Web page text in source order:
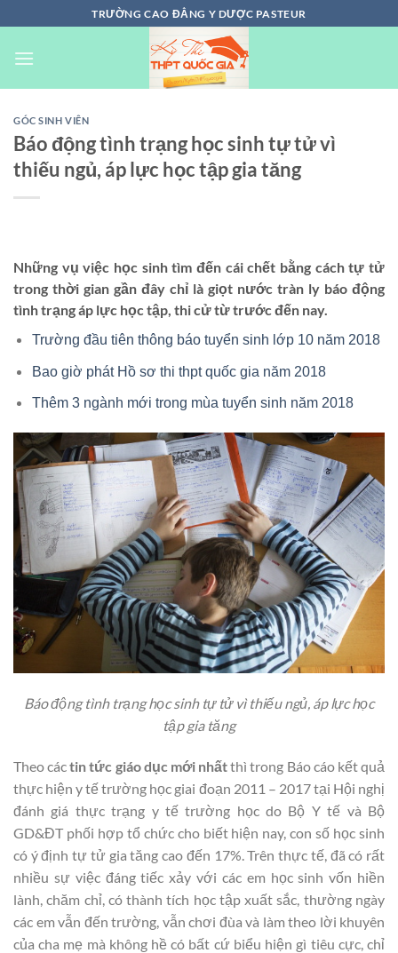
đến
nội
TRƯỜNG CAO ĐẲNG Y DƯỢC PASTEUR
GÓC SINH VIÊN
Báo động tình trạng học sinh tự tử vì
thiếu ngủ, áp lực học tập gia tăng
Những vụ việc học sinh tìm đến cái chết bằng cách tự tử
trong thời gian gần đây chỉ là giọt nước tràn ly báo động
tình trạng áp lực học tập, thi cử từ trước đến nay.
Trường đầu tiên thông báo tuyển sinh lớp 10 năm 2018
Bao giờ phát Hồ sơ thi thpt quốc gia năm 2018
Thêm 3 ngành mới trong mùa tuyển sinh năm 2018
Báo động tình trạng học sinh tự tử vì thiếu ngủ, áp lực học
tập gia tăng
Theo cáctin tức giáo dục mới nhấtthì trong Báo cáo kết quả
thực hiện y tế trường học giai đoạn 2011 – 2017 tại Hội nghị
đánh giá thực trạng y tế trường học do Bộ Y tế và Bộ
GD&ĐT phối hợp tổ chức cho biết hiện nay, con số học sinh
có ý định tự tử gia tăng cao đến 17%. Trên thực tế, đã có rất
nhiều sự việc đáng tiếc xảy với các em học sinh vốn hiền
lành, chăm chỉ, có thành tích học tập xuất sắc, thường ngày
các em vẫn đến trường, vẫn chơi đùa và làm theo lời khuyên
của cha mẹ mà không hề có bất cứ biểu hiện gì tiêu cực, chỉ